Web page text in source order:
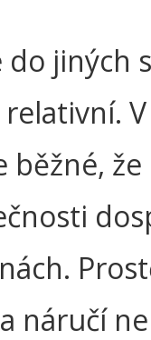
do jiných
běžné,
náručí